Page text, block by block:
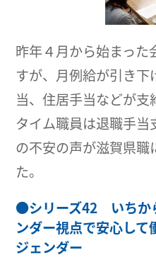
昨年４月から始まった
すが、月例給が引き
当、住居手当などが支
タイム職員は退職手
の不安の声が滋賀県職
た。
●シリーズ42 いち
ンダー視点で安心し
ジェンダー